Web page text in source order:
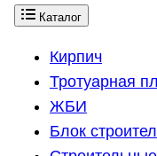
Каталог
Кирпич
Тротуарная
ЖБИ
Блок